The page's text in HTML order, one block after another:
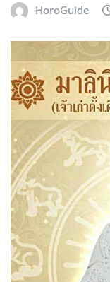
HoroGuide